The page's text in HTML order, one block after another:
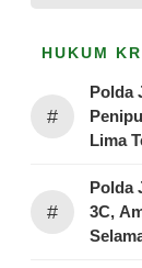
HUKUM
#
Polda
Lima
#
Polda
3C,